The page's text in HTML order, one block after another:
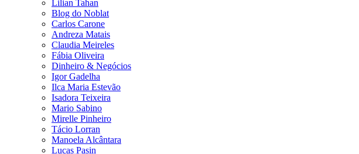
Lilian Tahan
Blog do Noblat
Carlos Carone
Andreza Matais
Claudia Meireles
Fábia Oliveira
Dinheiro & Negócios
Igor Gadelha
Ilca Maria Estevão
Isadora Teixeira
Mario Sabino
Mirelle Pinheiro
Tácio Lorran
Manoela Alcântara
Lucas Pasin